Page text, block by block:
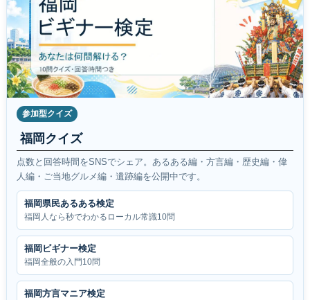
参加型クイズ
福岡クイズ
点数と回答時間をSNSでシェア。あるある編・方言編・歴史編・偉
人編・ご当地グルメ編・遺跡編を公開中です。
福岡県民あるある検定
福岡人なら秒でわかるローカル常識10問
福岡ビギナー検定
福岡全般の入門10問
福岡方言マニア検定